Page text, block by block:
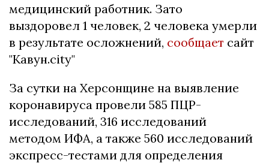
медицинский работник. Зато
выздоровел 1 человек, 2 человека умерли
в результате осложнений, сообщает сайт
"Кавун.city"
За сутки на Херсонщине на выявление
коронавируса провели 585 ПЦР-
исследований, 316 исследований
методом ИФА, а также 560 исследований
экспресс-тестами для определения